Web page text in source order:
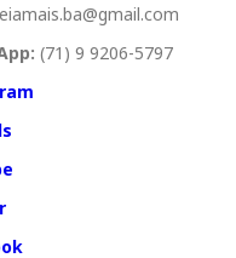
(71) 9 9206-5797